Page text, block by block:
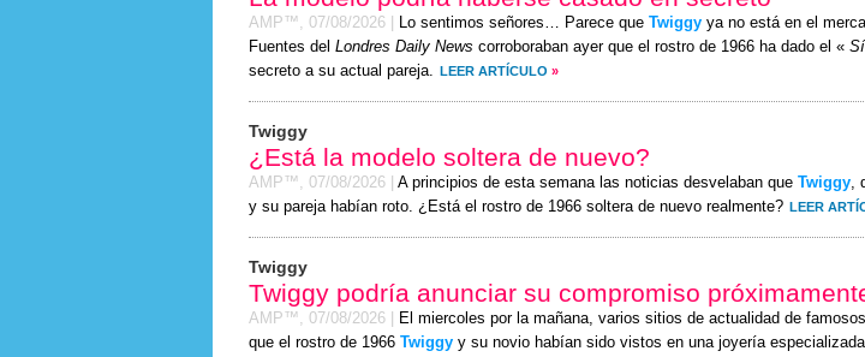
AMP™, 07/08/2026 Lo sentimos señores… Parece que Twiggy ya no está en el
Fuentes del Londres Daily News corroboraban ayer que el rostro de 1966 ha dado el «
secreto a su actual pareja. LEER ARTÍCULO »
Twiggy
¿Está la modelo soltera de nuevo?
AMP™, 07/08/2026 A principios de esta semana las noticias desvelaban que Twiggy,
y su pareja habían roto. ¿Está el rostro de 1966 soltera de nuevo realmente? LEER
Twiggy
Twiggy podría anunciar su compromiso
AMP™, 07/08/2026
El miercoles por la mañana, varios sitios de actualidad de
que el rostro de 1966 Twiggy y su novio habían sido vistos en una joyería